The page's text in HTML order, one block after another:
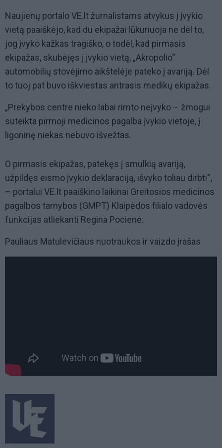
Naujienų portalo VE.lt žurnalistams atvykus į įvykio
vietą paaiškėjo, kad du ekipažai lūkuriuoja ne dėl to,
jog įvyko kažkas tragiško, o todėl, kad pirmasis
ekipažas, skubėjęs į įvykio vietą, „Akropolio“
automobilių stovėjimo aikštelėje pateko į avariją. Dėl
to tuoj pat buvo iškviestas antrasis medikų ekipažas.
„Prekybos centre nieko labai rimto neįvyko – žmogui
suteikta pirmoji medicinos pagalba įvykio vietoje, į
ligoninę niekas nebuvo išvežtas.
O pirmasis ekipažas, patekęs į smulkią avariją,
užpildęs eismo įvykio deklaraciją, išvyko toliau dirbti“,
– portalui VE.lt paaiškino laikinai Greitosios medicinos
pagalbos tarnybos (GMPT) Klaipėdos filialo vadovės
funkcijas atliekanti Regina Pocienė.
Pauliaus Matulevičiaus nuotraukos ir vaizdo įrašas